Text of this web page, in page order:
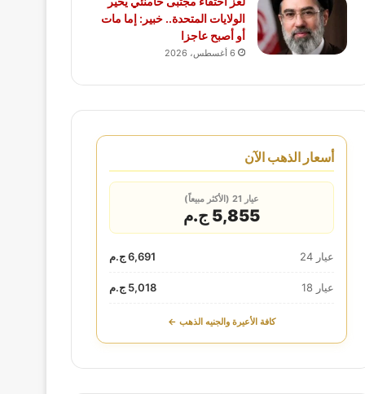
الولايات المتحدة.. خبير: إما مات
أو أصبح عاجزا
6 أغسطس، 2026
أسعار الذهب الآن
عيار 21 (الأكثر مبيعاً)
5,855 ج.م
عيار 24 6,691 ج.م
عيار 18 5,018 ج.م
كافة الأعيرة والجنيه الذهب ←